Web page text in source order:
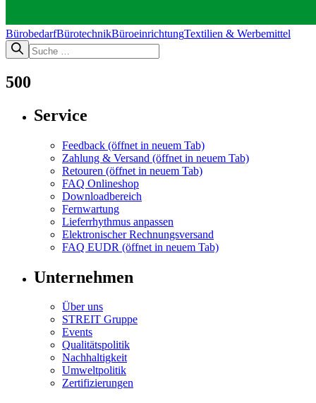
BürobedarfBürotechnik​BüroeinrichtungTextilien & Werbemittel
500
Service
Feedback (öffnet in neuem Tab)
Zahlung & Versand (öffnet in neuem Tab)
Retouren (öffnet in neuem Tab)
FAQ Onlineshop
Downloadbereich
Fernwartung
Lieferrhythmus anpassen
Elektronischer Rechnungsversand
FAQ EUDR (öffnet in neuem Tab)
Unternehmen
Über uns
STREIT Gruppe
Events
Qualitätspolitik
Nachhaltigkeit
Umweltpolitik
Zertifizierungen